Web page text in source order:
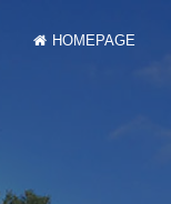
HOMEPAGE